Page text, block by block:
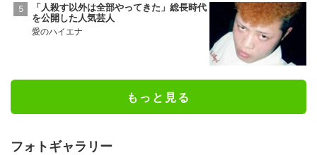
「人殺す以外は全部やってきた」総長時代
を公開した人気芸人
愛のハイエナ
もっと見る
フォトギャラリー